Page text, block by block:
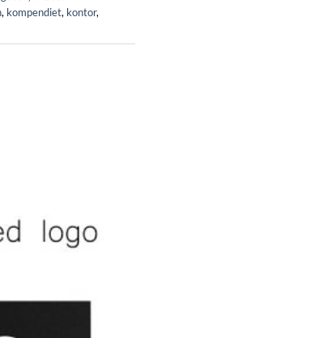
, kompendiet, kontor,